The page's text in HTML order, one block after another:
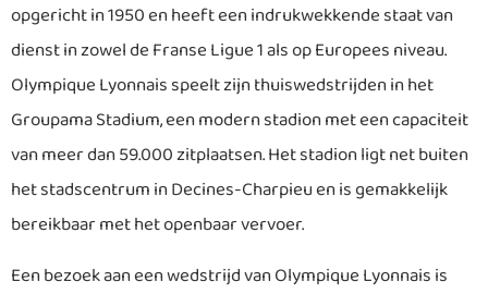
opgericht in 1950 en heeft een indrukwekkende staat van
dienst in zowel de Franse Ligue 1 als op Europees niveau.
Olympique Lyonnais speelt zijn thuiswedstrijden in het
Groupama Stadium, een modern stadion met een capaciteit
van meer dan 59.000 zitplaatsen. Het stadion ligt net buiten
het stadscentrum in Decines-Charpieu en is gemakkelijk
bereikbaar met het openbaar vervoer.
Een bezoek aan een wedstrijd van Olympique Lyonnais is